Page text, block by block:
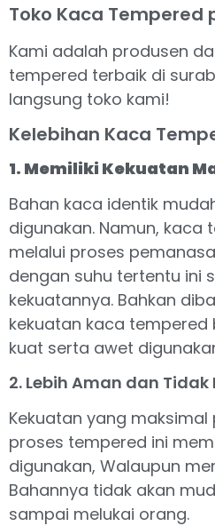
Toko Kaca Tempered
Kami adalah produsen
tempered terbaik di
langsung toko kami!
Kelebihan Kaca
1. Memiliki Kekuatan
Bahan kaca identik
digunakan. Namun, kaca
melalui proses
dengan suhu tertentu ini
kekuatannya. Bahkan
kekuatan kaca tempered
kuat serta awet
2. Lebih Aman dan Tidak
Kekuatan yang
proses tempered ini
digunakan, Walaupun
Bahannya tidak akan
sampai melukai orang.